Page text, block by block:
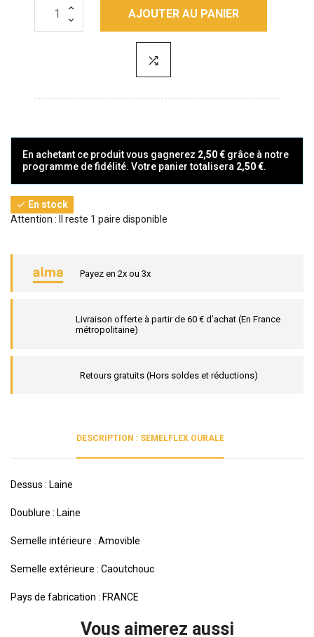
AJOUTER AU PANIER
En achetant ce produit vous gagnerez 2,50 € grâce à notre
programme de fidélité. Votre panier totalisera 2,50 €.
 En stock
Attention : Il reste 1 paire disponible
Payez en 2x ou 3x
Livraison offerte à partir de 60 € d’achat (En France
métropolitaine)
Retours gratuits (Hors soldes et réductions)
DESCRIPTION : SEMELFLEX OURALE
Dessus : Laine
Doublure : Laine
Semelle intérieure : Amovible
Semelle extérieure : Caoutchouc
Pays de fabrication : FRANCE
Vous aimerez aussi